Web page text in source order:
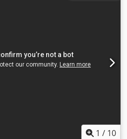
1 / 10